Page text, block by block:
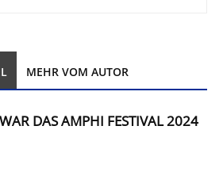
MEHR VOM AUTOR
DAS AMPHI FESTIVAL 2024